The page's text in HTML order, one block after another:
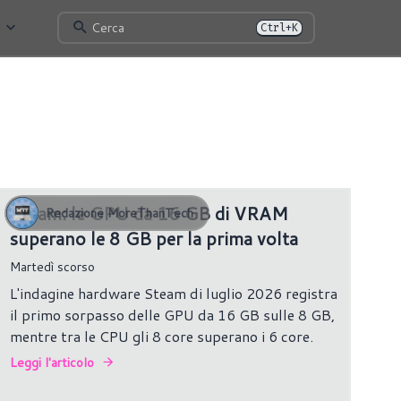
Cerca Ctrl+K
Redazione MoreThanTech
Steam: le GPU da 16 GB di VRAM
superano le 8 GB per la prima volta
Martedì scorso
L'indagine hardware Steam di luglio 2026 registra
il primo sorpasso delle GPU da 16 GB sulle 8 GB,
mentre tra le CPU gli 8 core superano i 6 core.
Leggi l'articolo